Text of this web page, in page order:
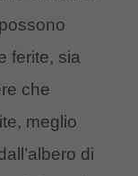
ferite, sia
che
meglio
di